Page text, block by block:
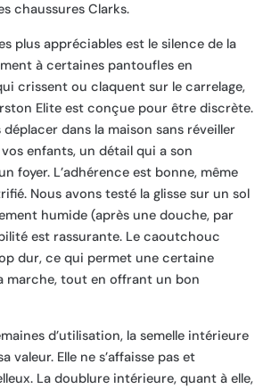
chaussures Clarks.
plus appréciables est le silence de la
à certaines pantoufles en
crissent ou claquent sur le carrelage,
Elite est conçue pour être discrète.
dans la maison sans réveiller
enfants, un détail qui a son
foyer. L’adhérence est bonne, même
Nous avons testé la glisse sur un sol
humide (après une douche, par
est rassurante. Le caoutchouc
dur, ce qui permet une certaine
marche, tout en offrant un bon
d’utilisation, la semelle intérieure
valeur. Elle ne s’affaisse pas et
La doublure intérieure, quant à elle,